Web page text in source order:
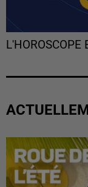
L'HOROSCOPE